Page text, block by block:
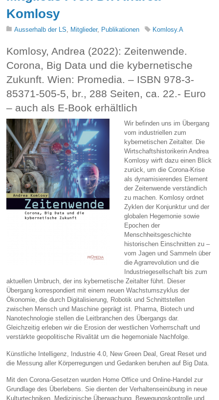
Komlosy
Ausserhalb der LS Mitglieder, Publikationen Komlosy.A
Komlosy, Andrea (2022): Zeitenwende.
Corona, Big Data und die kybernetische
Zukunft. Wien: Promedia. – ISBN 978-3-
85371-505-5, br., 288 Seiten, ca. 22.- Euro
– auch als E-Book erhältlich
Wir befinden uns im Übergang
vom industriellen zum
kybernetischen Zeitalter. Die
Wirtschaftshistorikerin Andrea
Komlosy wirft dazu einen Blick
zurück, um die Corona-Krise
als dynamisierendes Element
der Zeitenwende verständlich
zu machen. Komlosy ordnet
Zyklen der Konjunktur und der
globalen Hegemonie sowie
Epochen der
Menschheitsgeschichte
historischen Einschnitten zu –
vom Jagen und Sammeln über
die Agrarrevolution und die
Industriegesellschaft bis zum
aktuellen Umbruch, der ins kybernetische Zeitalter führt. Dieser
Übergang korrespondiert mit einem neuen Wachstumszyklus der
Ökonomie, die durch Digitalisierung, Robotik und Schnittstellen
zwischen Mensch und Maschine geprägt ist. Pharma, Biotech und
Nanotechnologie stellen die Leitbranchen des Übergangs dar.
Gleichzeitig erleben wir die Erosion der westlichen Vorherrschaft und
verstärkte geopolitische Rivalität um die hegemoniale Nachfolge.
Künstliche Intelligenz, Industrie 4.0, New Green Deal, Great Reset und
die Messung aller Körperregungen und Gedanken beruhen auf Big Data.
Mit den Corona-Gesetzen wurden Home Office und Online-Handel zur
Grundlage des Überlebens. Sie dienten der Verhaltenseinübung in neue
Kulturtechniken. Medizinische Überwachung, Bewegungskontrolle und